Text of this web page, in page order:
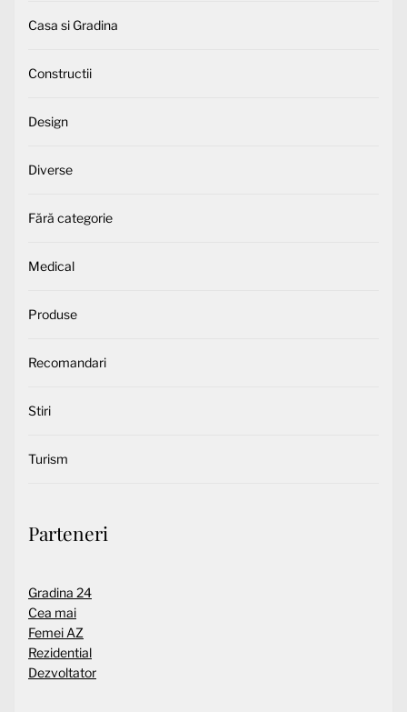
Casa si Gradina
Constructii
Design
Diverse
Fără categorie
Medical
Produse
Recomandari
Stiri
Turism
Parteneri
Gradina 24
Cea mai
Femei AZ
Rezidential
Dezvoltator